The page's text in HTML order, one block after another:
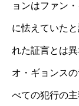
ョンはファン
に怯えていた
れた証言とは
オ・ギョンス
べての犯行の